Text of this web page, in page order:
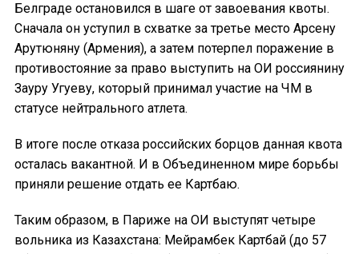
Белграде остановился в шаге от завоевания квоты.
Сначала он уступил в схватке за третье место Арсену
Арутюняну (Армения), а затем потерпел поражение в
противостояние за право выступить на ОИ россиянину
Зауру Угуеву, который принимал участие на ЧМ в
статусе нейтрального атлета.
В итоге после отказа российских борцов данная квота
осталась вакантной. И в Объединенном мире борьбы
приняли решение отдать ее Картбаю.
Таким образом, в Париже на ОИ выступят четыре
вольника из Казахстана: Мейрамбек Картбай (до 57